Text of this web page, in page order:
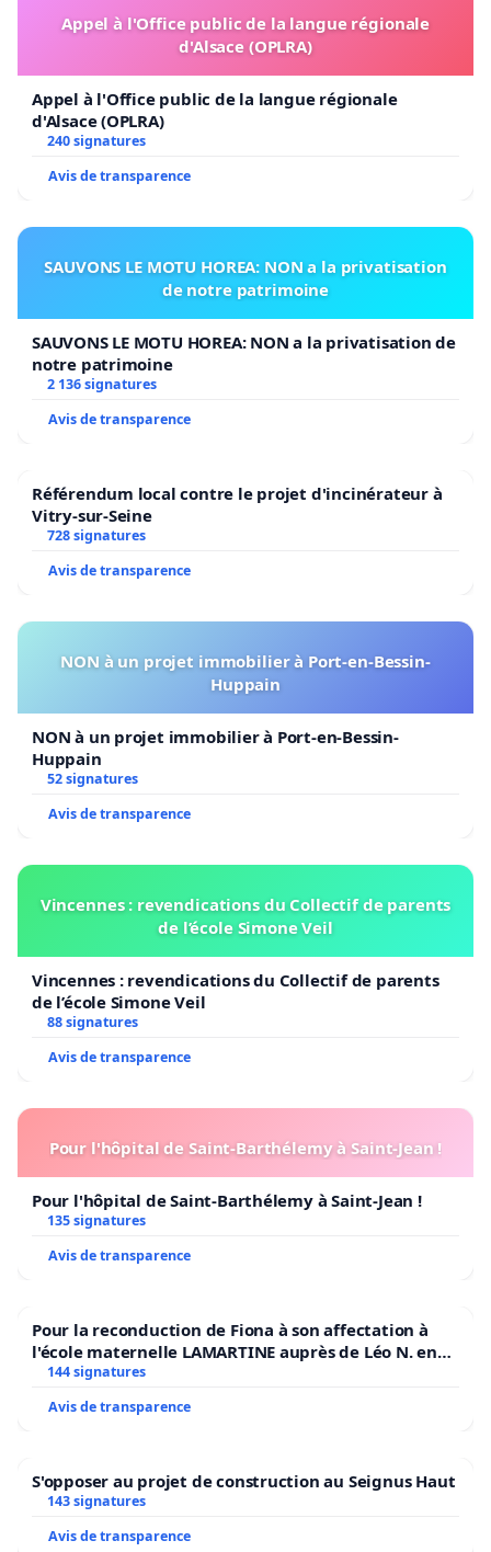
Appel à l'Office public de la langue régionale
d'Alsace (OPLRA)
Appel à l'Office public de la langue régionale
d'Alsace (OPLRA)
240 signatures
Avis de transparence
SAUVONS LE MOTU HOREA: NON a la privatisation
de notre patrimoine
SAUVONS LE MOTU HOREA: NON a la privatisation de
notre patrimoine
2 136 signatures
Avis de transparence
Référendum local contre le projet d'incinérateur à
Vitry-sur-Seine
728 signatures
Avis de transparence
NON à un projet immobilier à Port-en-Bessin-
Huppain
NON à un projet immobilier à Port-en-Bessin-
Huppain
52 signatures
Avis de transparence
Vincennes : revendications du Collectif de parents
de l’école Simone Veil
Vincennes : revendications du Collectif de parents
de l’école Simone Veil
88 signatures
Avis de transparence
Pour l'hôpital de Saint-Barthélemy à Saint-Jean !
Pour l'hôpital de Saint-Barthélemy à Saint-Jean !
135 signatures
Avis de transparence
Pour la reconduction de Fiona à son affectation à
l'école maternelle LAMARTINE auprès de Léo N. en
2026/2027
144 signatures
Avis de transparence
S'opposer au projet de construction au Seignus Haut
143 signatures
Avis de transparence